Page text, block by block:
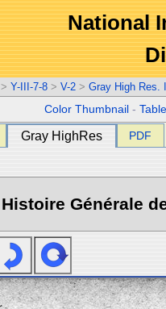
National
> Y-III-7-8 > V-2 > Gray High Res.
Color Thumbnail -
Gray HighRes PDF
Histoire Générale